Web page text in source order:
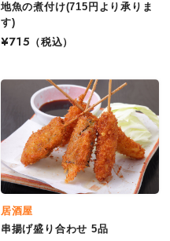
地魚の煮付け(715円より承りま
す)
¥715 （税込）
居酒屋
串揚げ盛り合わせ 5品